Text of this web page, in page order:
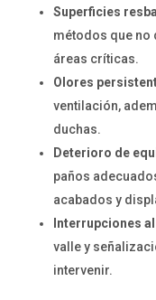
Superficies
métodos que no
áreas críticas.
Olores
ventilación,
duchas.
Deterioro de
paños
acabados y
Interrupciones
valle y
intervenir.